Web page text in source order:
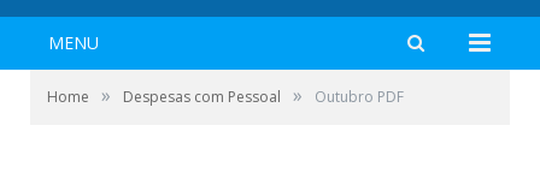
MENU
Home » Despesas com Pessoal » Outubro PDF